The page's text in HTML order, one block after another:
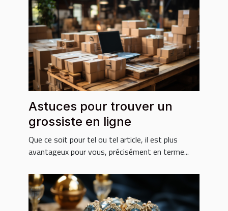
Astuces pour trouver un
grossiste en ligne
Que ce soit pour tel ou tel article, il est plus
avantageux pour vous, précisément en terme...